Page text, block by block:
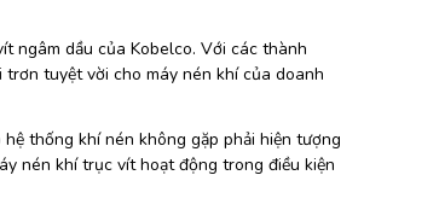
ngâm dầu của Kobelco. Với các thành
tuyệt vời cho máy nén khí của doanh
thống khí nén không gặp phải hiện tượng
nén khí trục vít hoạt động trong điều kiện